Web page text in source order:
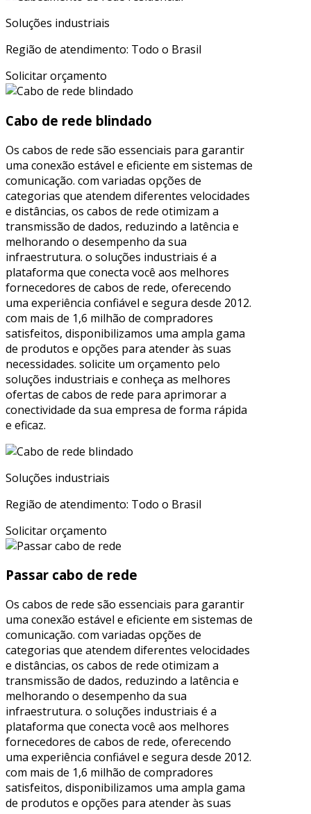
Soluções industriais
Região de atendimento: Todo o Brasil
Solicitar orçamento
Cabo de rede blindado
Os cabos de rede são essenciais para garantir
uma conexão estável e eficiente em sistemas de
comunicação. com variadas opções de
categorias que atendem diferentes velocidades
e distâncias, os cabos de rede otimizam a
transmissão de dados, reduzindo a latência e
melhorando o desempenho da sua
infraestrutura. o soluções industriais é a
plataforma que conecta você aos melhores
fornecedores de cabos de rede, oferecendo
uma experiência confiável e segura desde 2012.
com mais de 1,6 milhão de compradores
satisfeitos, disponibilizamos uma ampla gama
de produtos e opções para atender às suas
necessidades. solicite um orçamento pelo
soluções industriais e conheça as melhores
ofertas de cabos de rede para aprimorar a
conectividade da sua empresa de forma rápida
e eficaz.
Soluções industriais
Região de atendimento: Todo o Brasil
Solicitar orçamento
Passar cabo de rede
Os cabos de rede são essenciais para garantir
uma conexão estável e eficiente em sistemas de
comunicação. com variadas opções de
categorias que atendem diferentes velocidades
e distâncias, os cabos de rede otimizam a
transmissão de dados, reduzindo a latência e
melhorando o desempenho da sua
infraestrutura. o soluções industriais é a
plataforma que conecta você aos melhores
fornecedores de cabos de rede, oferecendo
uma experiência confiável e segura desde 2012.
com mais de 1,6 milhão de compradores
satisfeitos, disponibilizamos uma ampla gama
de produtos e opções para atender às suas